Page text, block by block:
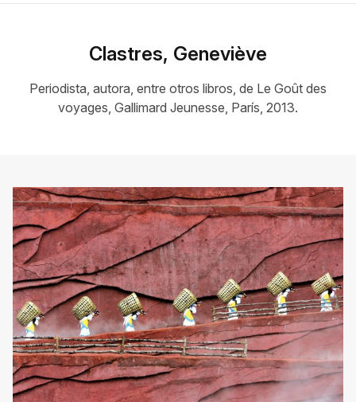
Clastres, Geneviève
Periodista, autora, entre otros libros, de Le Goût des
voyages, Gallimard Jeunesse, París, 2013.